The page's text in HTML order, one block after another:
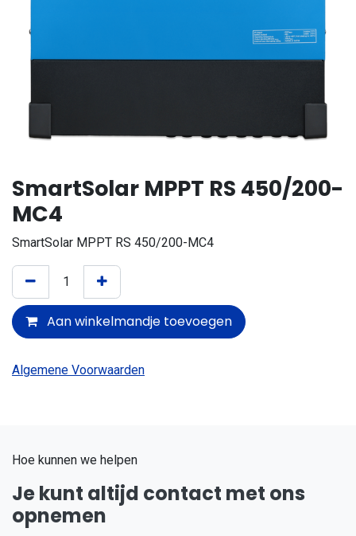
SmartSolar MPPT RS 450/200-
MC4
SmartSolar MPPT RS 450/200-MC4
Aan winkelmandje toevoegen
Algemene Voorwaarden
Hoe kunnen we helpen
Je kunt altijd contact met ons
opnemen